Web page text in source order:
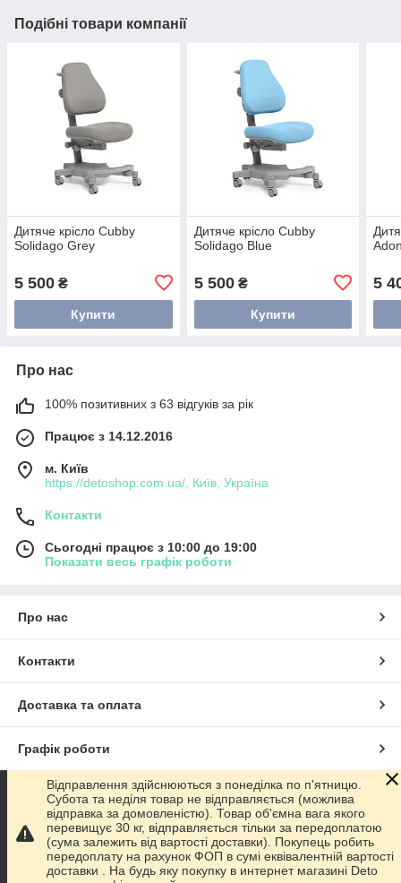
Подібні товари компанії
Дитяче крісло Cubby
Solidago Grey
5 500 ₴
Купити
Дитяче крісло Cubby
Solidago Blue
5 500₴
Купити
5
Про нас
100% позитивних з 63 відгуків за рік
Працює з 14.12.2016
м. Київ
https://detoshop.com.ua/, Київ, Україна
Контакти
Сьогодні працює з 10:00 до 19:00
Показати весь графік роботи
Про нас
Контакти
Доставка та оплата
Графік роботи
Повна версія сайту
Сайт створено на маркетплейсіProm.ua
Відправлення здійснюються з понеділка по п'ятницю.
Субота та неділя товар не відправляється (можлива
відправка за домовленістю). Товар об'ємна вага якого
перевищує 30 кг, відправляється тільки за передоплатою
(сума залежить від вартості доставки). Покупець робить
передоплату на рахунок ФОП в сумі еквівалентній вартості
доставки . На будь яку покупку в интернет магазині Deto